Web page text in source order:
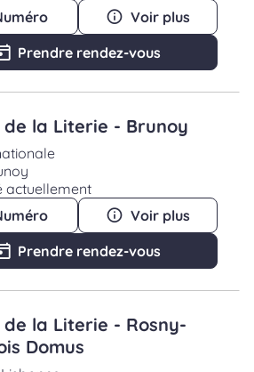
Voir plus
Prendre rendez-vous
de la Literie - Brunoy
actuellement
Voir plus
Prendre rendez-vous
de la Literie - Rosny-
Domus